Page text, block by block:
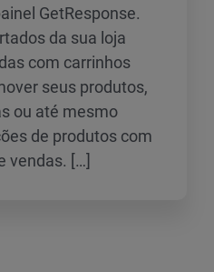
GetResponse.
da sua loja
com carrinhos
seus produtos,
ou até mesmo
de produtos com
vendas. […]